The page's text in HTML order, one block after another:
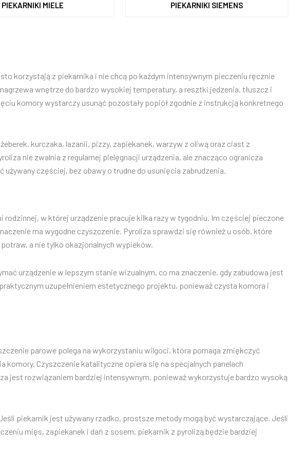
PIEKARNIKI MIELE PIEKARNIKI SIEMENS
korzystają z piekarnika i nie chcą po każdym intensywnym pieczeniu ręcznie
wnętrze do bardzo wysokiej temperatury, a resztki jedzenia, tłuszcz i
komory wystarczy usunąć pozostały popiół zgodnie z instrukcją konkretnego
kurczaka, lazanii, pizzy, zapiekanek, warzyw z oliwą oraz ciast z
nie zwalnia z regularnej pielęgnacji urządzenia, ale znacząco ogranicza
częściej, bez obawy o trudne do usunięcia zabrudzenia.
w której urządzenie pracuje kilka razy w tygodniu. Im częściej pieczone
ma wygodne czyszczenie. Pyroliza sprawdzi się również u osób, które
a nie tylko okazjonalnych wypieków.
urządzenie w lepszym stanie wizualnym, co ma znaczenie, gdy zabudowa jest
uzupełnieniem estetycznego projektu, ponieważ czysta komora i
parowe polega na wykorzystaniu wilgoci, która pomaga zmiękczyć
komory. Czyszczenie katalityczne opiera się na specjalnych panelach
jest rozwiązaniem bardziej intensywnym, ponieważ wykorzystuje bardzo wysoką
piekarnik jest używany rzadko, prostsze metody mogą być wystarczające. Jeśli
mięs, zapiekanek i dań z sosem, piekarnik z pyrolizą będzie bardziej